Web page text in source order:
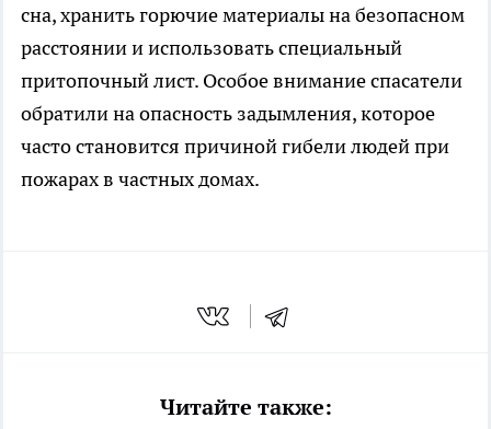
сна, хранить горючие материалы на безопасном
расстоянии и использовать специальный
притопочный лист. Особое внимание спасатели
обратили на опасность задымления, которое
часто становится причиной гибели людей при
пожарах в частных домах.
Читайте также: